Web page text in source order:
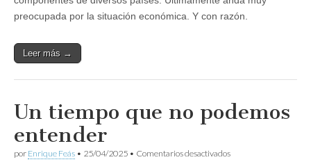
preocupada por la situación económica. Y con razón.
Leer más →
Un tiempo que no podemos
entender
por Enrique Feás • 25/04/2025 • Comentarios desactivadosen